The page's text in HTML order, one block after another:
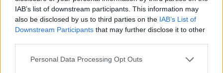
IAB’s list of downstream participants. This information may
also be disclosed by us to third parties on the IAB’s List of
Downstream Participants that may further disclose it to other
Personal Data Processing Opt Outs